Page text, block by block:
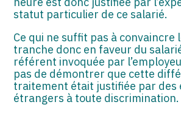
statut particulier de ce salarié.
Ce qui ne suffit pas à convaincre
tranche donc en faveur du
référent invoquée par
pas de démontrer que cette
traitement était justifiée par des
étrangers à toute discrimination.